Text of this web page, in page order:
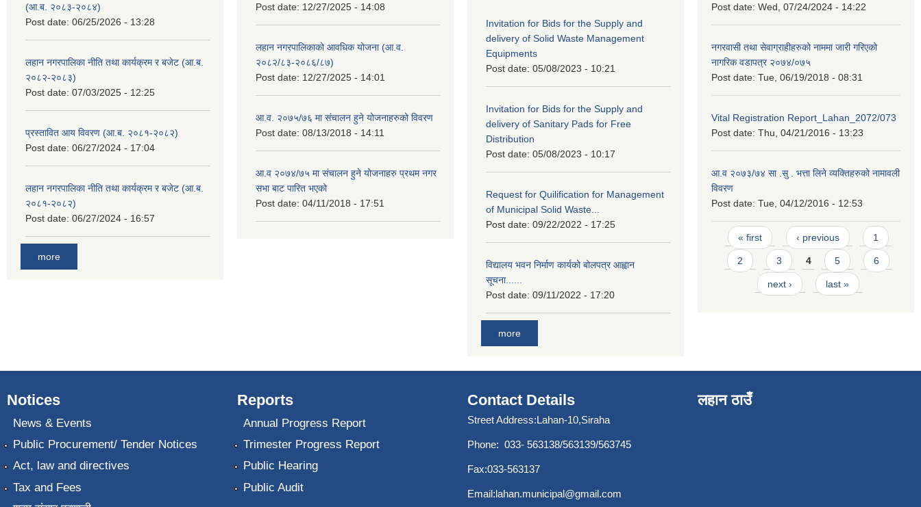
(आ.ब. २०८३-२०८४)
Post date: 06/25/2026 - 13:28
लहान नगरपालिका नीति तथा कार्यक्रम र बजेट (आ.ब.
२०८२-२०८३)
Post date: 07/03/2025 - 12:25
प्रस्तावित आय विवरण (आ.ब. २०८१-२०८२)
Post date: 06/27/2024 - 17:04
लहान नगरपालिका नीति तथा कार्यक्रम र बजेट (आ.ब.
२०८१-२०८२)
Post date: 06/27/2024 - 16:57
more
Post date: 12/27/2025 - 14:08
लहान नगरपालिकाको आवधिक योजना (आ.व.
२०८२/८३-२०८६/८७)
Post date: 12/27/2025 - 14:01
आ.व. २०७५/७६ मा संचालन हुने योजनाहरुको विवरण
Post date: 08/13/2018 - 14:11
आ.व २०७४/७५ मा संचालन हुने योजनाहरु प्रथम नगर
सभा बाट पारित भएको
Post date: 04/11/2018 - 17:51
Invitation for Bids for the Supply and
delivery of Solid Waste Management
Equipments
Post date: 05/08/2023 - 10:21
Invitation for Bids for the Supply and
delivery of Sanitary Pads for Free
Distribution
Post date: 05/08/2023 - 10:17
Request for Quilification for Management
of Municipal Solid Waste...
Post date: 09/22/2022 - 17:25
विद्यालय भवन निर्माण कार्यको बोलपत्र आह्वान
सूचना......
Post date: 09/11/2022 - 17:20
more
Post date: Wed, 07/24/2024 - 14:22
नगरवासी तथा सेवाग्राहीहरुको नाममा जारी गरिएको
नागरिक वडापत्र २०७४/०७५
Post date: Tue, 06/19/2018 - 08:31
Vital Registration Report_Lahan_2072/073
Post date: Thu, 04/21/2016 - 13:23
आ.व २०७३/७४ सा .सु . भत्ता लिने व्यक्तिहरुको नामावली
विवरण
Post date: Tue, 04/12/2016 - 12:53
Pages
« first ‹ previous 1
2 3 4 5 6
next › last »
Notices
News & Events
Public Procurement/ Tender Notices
Act, law and directives
Tax and Fees
Reports
Annual Progress Report
Trimester Progress Report
Public Hearing
Public Audit
Contact Details
Street Address:Lahan-10,Siraha
Phone: 033- 563138/563139/563745
Fax:033-563137
Email:lahan.municipal@gmail.com
लहान ठाउँ